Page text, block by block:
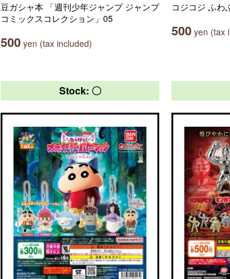
豆ガシャ本 「週刊少年ジャンプ ジャンプ
コミックスコレクション」05
500 yen (tax included)
コジコジ ふわ
500 yen (tax
Stock: 〇